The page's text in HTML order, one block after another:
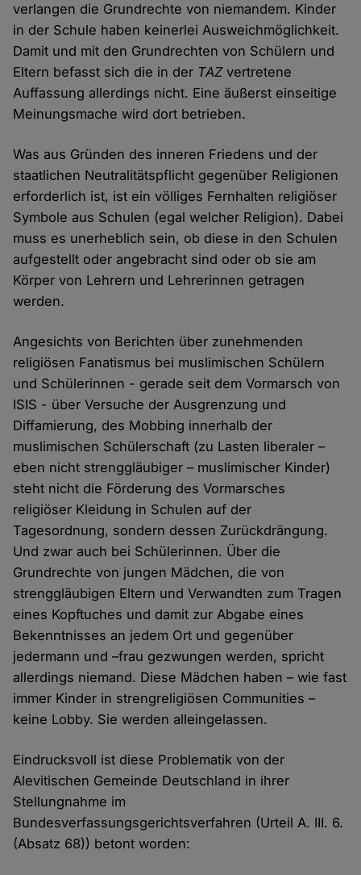
verlangen die Grundrechte von niemandem. Kinder
in der Schule haben keinerlei Ausweichmöglichkeit.
Damit und mit den Grundrechten von Schülern und
Eltern befasst sich die in der TAZvertretene
Auffassung allerdings nicht. Eine äußerst einseitige
Meinungsmache wird dort betrieben.
Was aus Gründen des inneren Friedens und der
staatlichen Neutralitätspflicht gegenüber Religionen
erforderlich ist, ist ein völliges Fernhalten religiöser
Symbole aus Schulen (egal welcher Religion). Dabei
muss es unerheblich sein, ob diese in den Schulen
aufgestellt oder angebracht sind oder ob sie am
Körper von Lehrern und Lehrerinnen getragen
werden.
Angesichts von Berichten über zunehmenden
religiösen Fanatismus bei muslimischen Schülern
und Schülerinnen - gerade seit dem Vormarsch von
ISIS - über Versuche der Ausgrenzung und
Diffamierung, des Mobbing innerhalb der
muslimischen Schülerschaft (zu Lasten liberaler –
eben nicht strenggläubiger – muslimischer Kinder)
steht nicht die Förderung des Vormarsches
religiöser Kleidung in Schulen auf der
Tagesordnung, sondern dessen Zurückdrängung.
Und zwar auch bei Schülerinnen. Über die
Grundrechte von jungen Mädchen, die von
strenggläubigen Eltern und Verwandten zum Tragen
eines Kopftuches und damit zur Abgabe eines
Bekenntnisses an jedem Ort und gegenüber
jedermann und –frau gezwungen werden, spricht
allerdings niemand. Diese Mädchen haben – wie fast
immer Kinder in strengreligiösen Communities –
keine Lobby. Sie werden alleingelassen.
Eindrucksvoll ist diese Problematik von der
Alevitischen Gemeinde Deutschland in ihrer
Stellungnahme im
Bundesverfassungsgerichtsverfahren (Urteil A. III. 6.
(Absatz 68)) betont worden: